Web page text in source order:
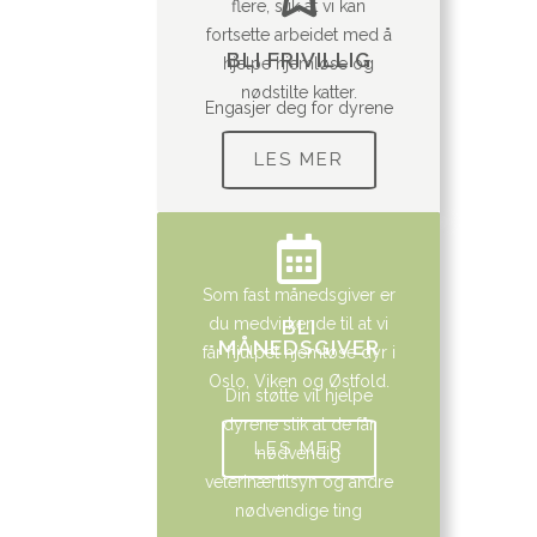
BLI FRIVILLIG
Engasjer deg for dyrene
flere, slik at vi kan
fortsette arbeidet med å
hjelpe hjemløse og
nødstilte katter.
LES MER
BLI
MÅNEDSGIVER
Din støtte vil hjelpe
dyrene slik at de får
nødvendig
veterinærtilsyn og andre
nødvendige ting
Som fast månedsgiver er
du medvirkende til at vi
får hjulpet hjemløse dyr i
Oslo, Viken og Østfold.
LES MER